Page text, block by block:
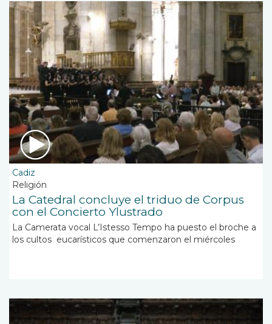
Cadiz
Religión
La Catedral concluye el triduo de Corpus
con el Concierto Ylustrado
La Camerata vocal L’Istesso Tempo ha puesto el broche a
los cultos eucarísticos que comenzaron el miércoles